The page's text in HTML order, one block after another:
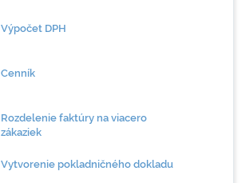
Výpočet DPH
Cenník
Rozdelenie faktúry na viacero
zákaziek
Vytvorenie pokladničného dokladu